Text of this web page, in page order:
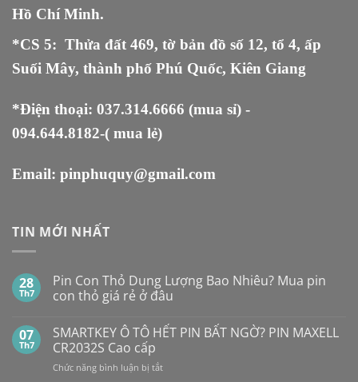
Hồ Chí Minh.
*CS 5: Thửa đất 469, tờ bản đồ số 12, tổ 4, ấp
Suối Mây, thành phố Phú Quốc, Kiên Giang
*Điện thoại: 037.314.6666 (mua sỉ) -
094.644.8182-( mua lẻ)
Email: pinphuquy@gmail.com
TIN MỚI NHẤT
28
Th7
Pin Con Thỏ Dung Lượng Bao Nhiêu? Mua pin
con thỏ giá rẻ ở đâu
bình
luận
ở
Pin
Con
07
Th7
SMARTKEY Ô TÔ HẾT PIN BẤT NGỜ? PIN MAXELL
CR2032S Cao cấp
Chức năng bình luận bị tắtở